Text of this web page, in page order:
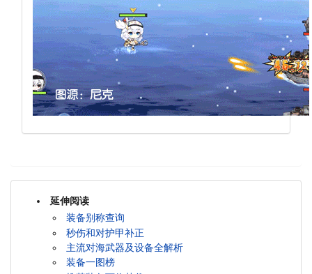
延伸阅读
装备别称查询
秒伤和对护甲补正
主流对海武器及设备全解析
装备一图榜